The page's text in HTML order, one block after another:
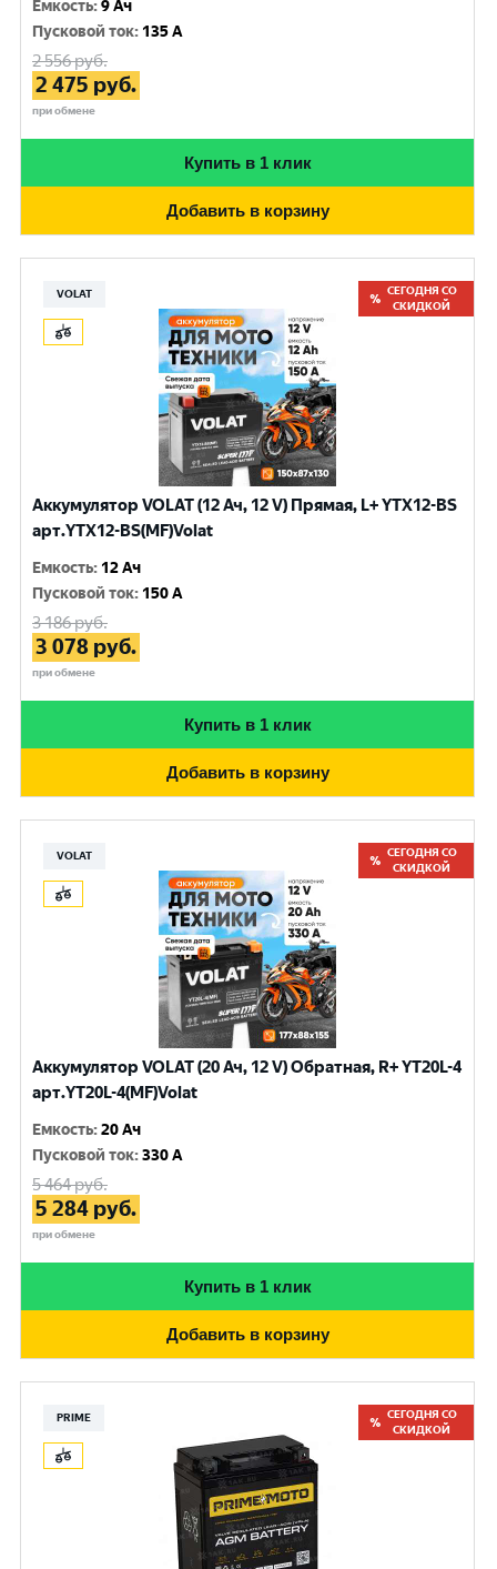
Емкость:9 Ач
Пусковой ток: 135 A
2 556руб.
2 475 руб.
при обмене
Купить в 1 клик
Добавить в корзину
VOLAT
СЕГОДНЯ СО
СКИДКОЙ
Аккумулятор VOLAT (12 Ач, 12 V) Прямая, L+ YTX12-BS
арт.YTX12-BS(MF)Volat
Емкость: 12 Ач
Пусковой ток: 150 A
3 186руб.
3 078 руб.
при обмене
Купить в 1 клик
Добавить в корзину
VOLAT
СЕГОДНЯ СО
СКИДКОЙ
Аккумулятор VOLAT (20 Ач, 12 V) Обратная, R+ YT20L-4
арт.YT20L-4(MF)Volat
Емкость:20 Ач
Пусковой ток:330 A
5 464руб.
5 284 руб.
при обмене
Купить в 1 клик
Добавить в корзину
PRIME
СЕГОДНЯ СО
СКИДКОЙ